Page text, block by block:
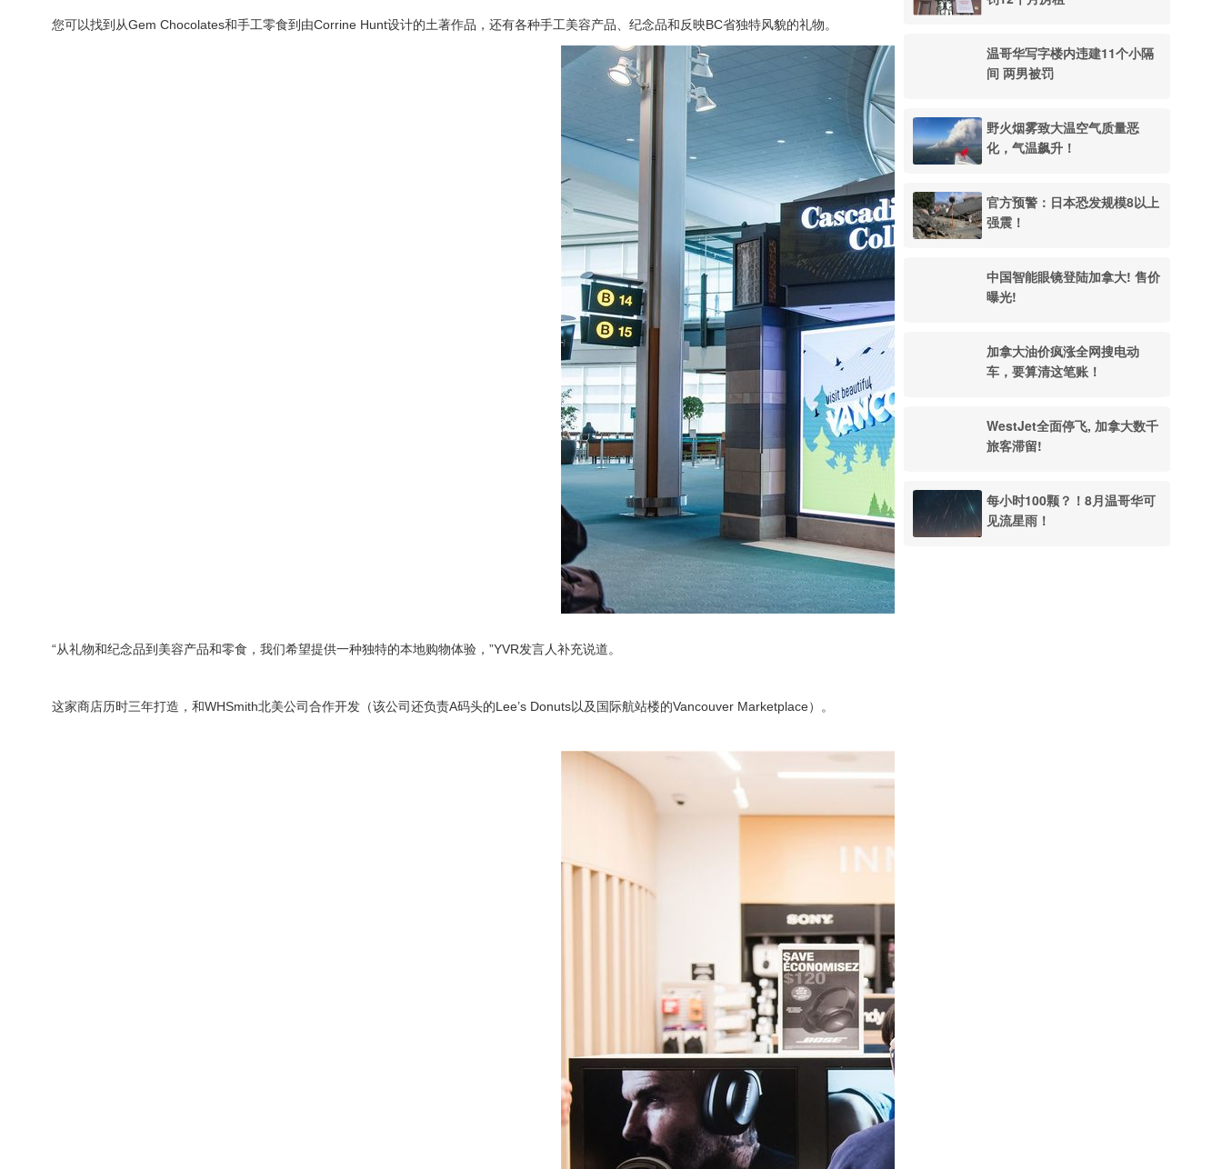
您可以找到从Gem Chocolates和手工零食到由Corrine Hunt设计的土著作品，还有各种手工美容产品、纪念品和反映BC省独特风貌的礼物。
“从礼物和纪念品到美容产品和零食，我们希望提供一种独特的本地购物体验，”YVR发言人补充说道。
这家商店历时三年打造，和WHSmith北美公司合作开发（该公司还负责A码头的Lee’s Donuts以及国际航站楼的Vancouver Marketplace）。
温哥华写字楼内违建11个小隔
间 两男被罚
野火烟雾致大温空气质量恶
化，气温飙升！
官方预警：日本恐发规模8以上
强震！
中国智能眼镜登陆加拿大! 售价
曝光!
加拿大油价疯涨全网搜电动
车，要算清这笔账！
WestJet全面停飞, 加拿大数千
旅客滞留!
每小时100颗？！8月温哥华可
见流星雨！